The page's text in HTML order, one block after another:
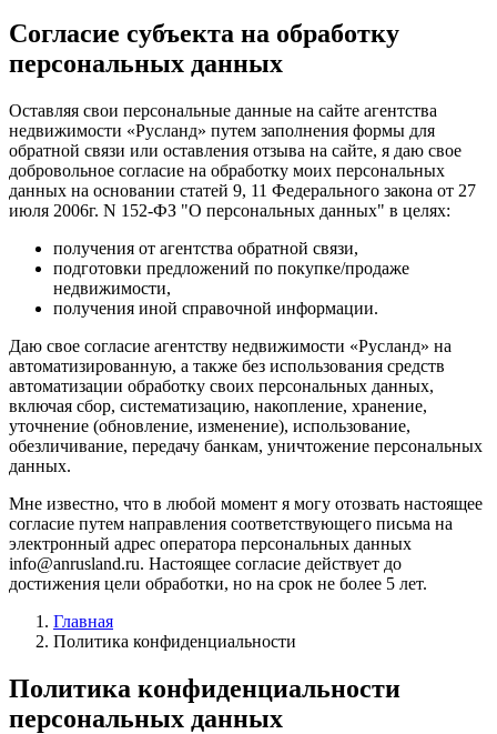
Согласие субъекта на обработку
персональных данных
Оставляя свои персональные данные на сайте агентства
недвижимости «Русланд» путем заполнения формы для
обратной связи или оставления отзыва на сайте, я даю свое
добровольное согласие на обработку моих персональных
данных на основании статей 9, 11 Федерального закона от 27
июля 2006г. N 152-ФЗ "О персональных данных" в целях:
получения от агентства обратной связи,
подготовки предложений по покупке/продаже
недвижимости,
получения иной справочной информации.
Даю свое согласие агентству недвижимости «Русланд» на
автоматизированную, а также без использования средств
автоматизации обработку своих персональных данных,
включая сбор, систематизацию, накопление, хранение,
уточнение (обновление, изменение), использование,
обезличивание, передачу банкам, уничтожение персональных
данных.
Мне известно, что в любой момент я могу отозвать настоящее
согласие путем направления соответствующего письма на
электронный адрес оператора персональных данных
info@anrusland.ru. Настоящее согласие действует до
достижения цели обработки, но на срок не более 5 лет.
Главная
Политика конфиденциальности
Политика конфиденциальности
персональных данных